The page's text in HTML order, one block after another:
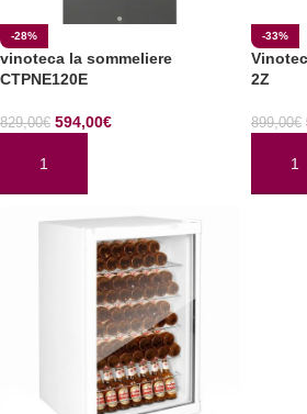
-28%
vinoteca la sommeliere
CTPNE120E
829,00€ 594,00€
AÑADIR AL CARRITO
-33%
2Z
899,00€